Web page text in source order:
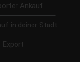
Ankauf
in deiner Stadt
Export